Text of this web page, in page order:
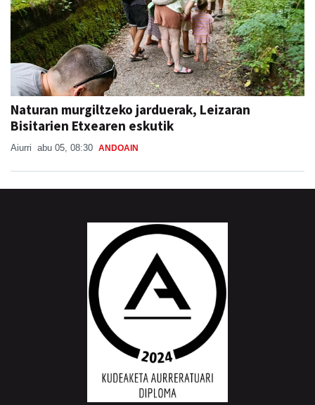
Naturan murgiltzeko jarduerak, Leizaran
Bisitarien Etxearen eskutik
Aiurri abu 05, 08:30 ANDOAIN